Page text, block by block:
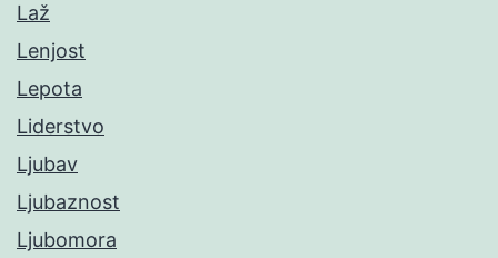
Laž
Lenjost
Lepota
Liderstvo
Ljubav
Ljubaznost
Ljubomora